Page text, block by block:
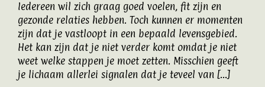
Iedereen wil zich graag goed voelen, fit zijn en
gezonde relaties hebben. Toch kunnen er momenten
zijn dat je vastloopt in een bepaald levensgebied.
Het kan zijn dat je niet verder komt omdat je niet
weet welke stappen je moet zetten. Misschien geeft
je lichaam allerlei signalen dat je teveel van [...]